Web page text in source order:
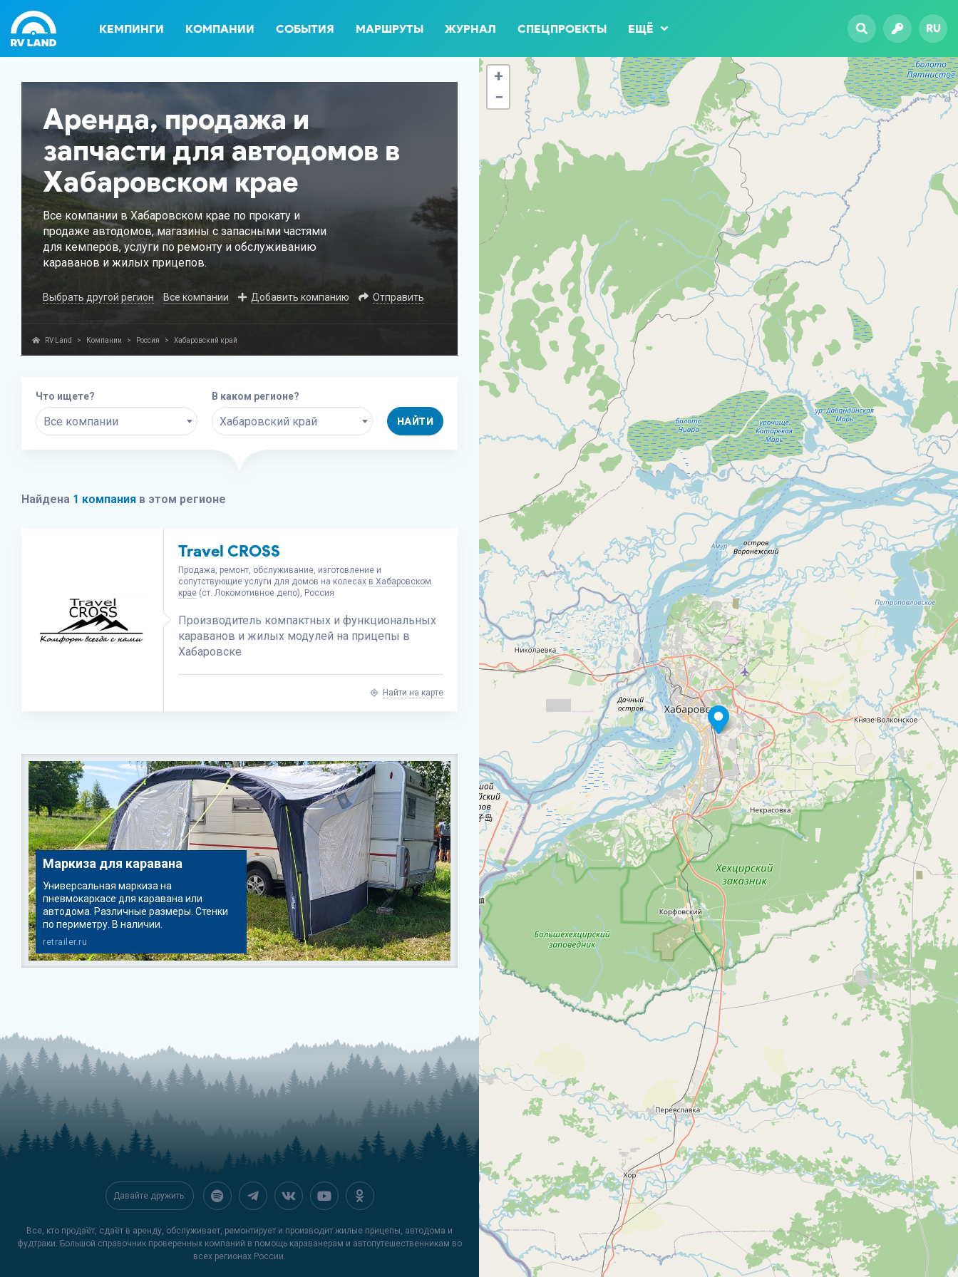
КЕМПИНГИ КОМПАНИИ СОБЫТИЯ МАРШРУТЫ ЖУРНАЛ СПЕЦПРОЕКТЫ ЕЩЁ RU
Аренда, продажа и
запчасти для автодомов в
Хабаровском крае
Все компании в Хабаровском крае по прокату и
продаже автодомов, магазины с запасными частями
для кемперов, услуги по ремонту и обслуживанию
караванов и жилых прицепов.
Выбрать другой регион Все компании Добавить компанию Отправить
RV Land > Компании > Россия > Хабаровский край
Что ищете?
Все компании
В каком регионе?
Хабаровский край НАЙТИ
Найдена 1 компания в этом регионе
Travel CROSS
Продажа, ремонт, обслуживание, изготовление и
сопутствующие услуги для домов на колесах в Хабаровском
крае (ст. Локомотивное депо), Россия
Производитель компактных и функциональных
караванов и жилых модулей на прицепы в
Хабаровске
Найти на карте
Маркиза для каравана
Универсальная маркиза на
пневмокаркасе для каравана или
автодома. Различные размеры. Стенки
по периметру. В наличии.
retrailer.ru
Давайте дружить:
Все, кто продаёт, сдаёт в аренду, обслуживает, ремонтирует и производит жилые прицепы, автодома и
фудтраки. Большой справочник проверенных компаний в помощь караванерам и автопутешественникам во
всех регионах России.
+
−